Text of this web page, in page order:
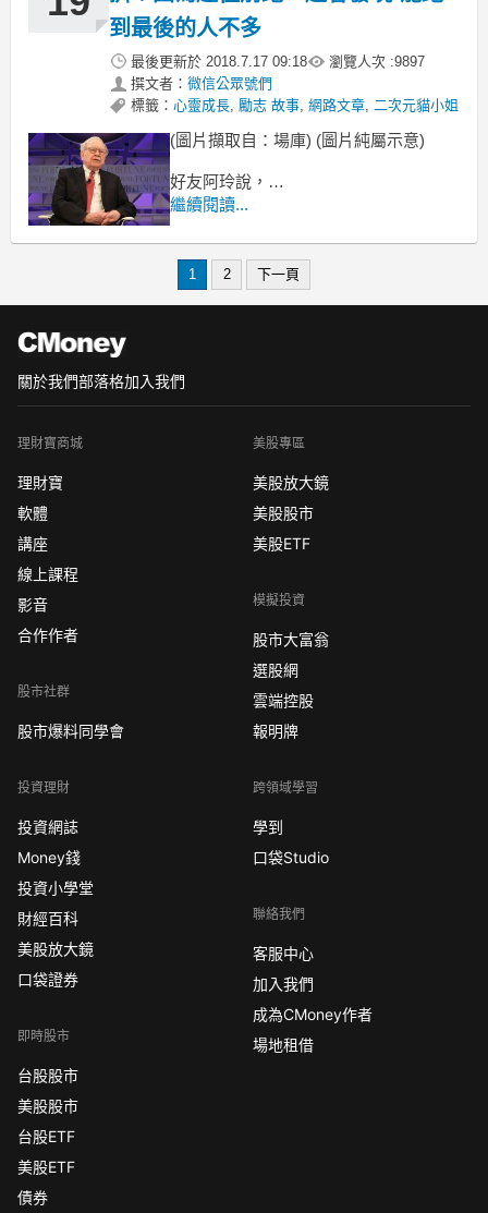
到最後的人不多
最後更新於 2018.7.17 09:18 瀏覽人次 :9897
撰文者： 微信公眾號們
標籤： 心靈成長, 勵志 故事, 網路文章, 二次元貓小姐
(圖片擷取自：場庫) (圖片純屬示意)
好友阿玲說，
她在同學會上受到了一萬點傷害。
土豪同學給刺激到了，其實不然。
繼續閱讀...
1 2 下一頁
關於我們部落格加入我們
理財寶商城
理財寶
軟體
講座
線上課程
影音
合作作者
股市社群
股市爆料同學會
投資理財
投資網誌
Money錢
投資小學堂
財經百科
美股放大鏡
口袋證券
即時股市
台股股市
美股股市
台股ETF
美股ETF
債券
美股專區
美股放大鏡
美股股市
美股ETF
模擬投資
股市大富翁
選股網
雲端控股
報明牌
跨領域學習
學到
口袋Studio
聯絡我們
客服中心
加入我們
成為CMoney作者
場地租借